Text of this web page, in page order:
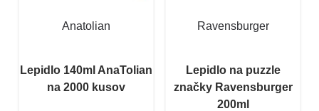
Anatolian
Lepidlo 140ml AnaTolian
na 2000 kusov
Ravensburger
Lepidlo na puzzle
značky Ravensburger
200ml